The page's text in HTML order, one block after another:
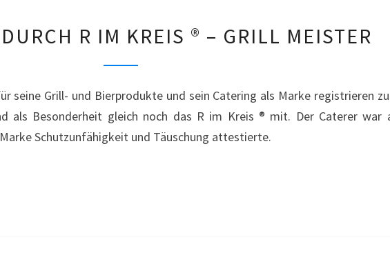
DURCH
KREIS
®
–
R IM KREIS ® – GRILL MEISTER
seine Grill- und Bierprodukte und sein Catering als Marke registrieren
als Besonderheit gleich noch das R im Kreis ® mit. Der Caterer war
Schutzunfähigkeit und Täuschung attestierte.